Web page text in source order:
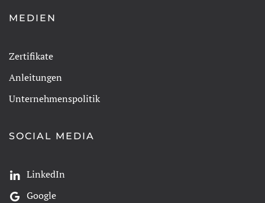
MEDIEN
Zertifikate
Anleitungen
Unternehmenspolitik
SOCIAL MEDIA
LinkedIn
Google